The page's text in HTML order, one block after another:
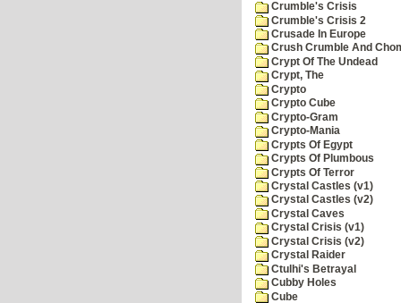
Crumble's Crisis
Crumble's Crisis 2
Crusade In Europe
Crush Crumble And
Crypt Of The Undead
Crypt, The
Crypto
Crypto Cube
Crypto-Gram
Crypto-Mania
Crypts Of Egypt
Crypts Of Plumbous
Crypts Of Terror
Crystal Castles (v1)
Crystal Castles (v2)
Crystal Caves
Crystal Crisis (v1)
Crystal Crisis (v2)
Crystal Raider
Ctulhi's Betrayal
Cubby Holes
Cube